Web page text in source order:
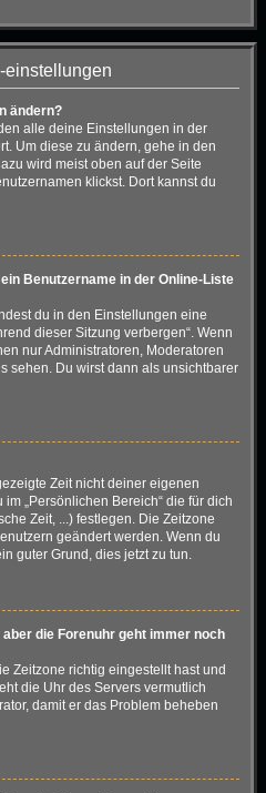
einstellungen
ändern?
alle deine Einstellungen in der
Um diese zu ändern, gehe in den
wird meist oben auf der Seite
klickst. Dort kannst du
Benutzername in der Online-Liste
du in den Einstellungen eine
dieser Sitzung verbergen“. Wenn
nur Administratoren, Moderatoren
sehen. Du wirst dann als unsichtbarer
Zeit nicht deiner eigenen
„Persönlichen Bereich“ die für dich
Zeit, ...) festlegen. Die Zeitzone
geändert werden. Wenn du
guter Grund, dies jetzt zu tun.
die Forenuhr geht immer noch
Zeitzone richtig eingestellt hast und
die Uhr des Servers vermutlich
damit er das Problem beheben